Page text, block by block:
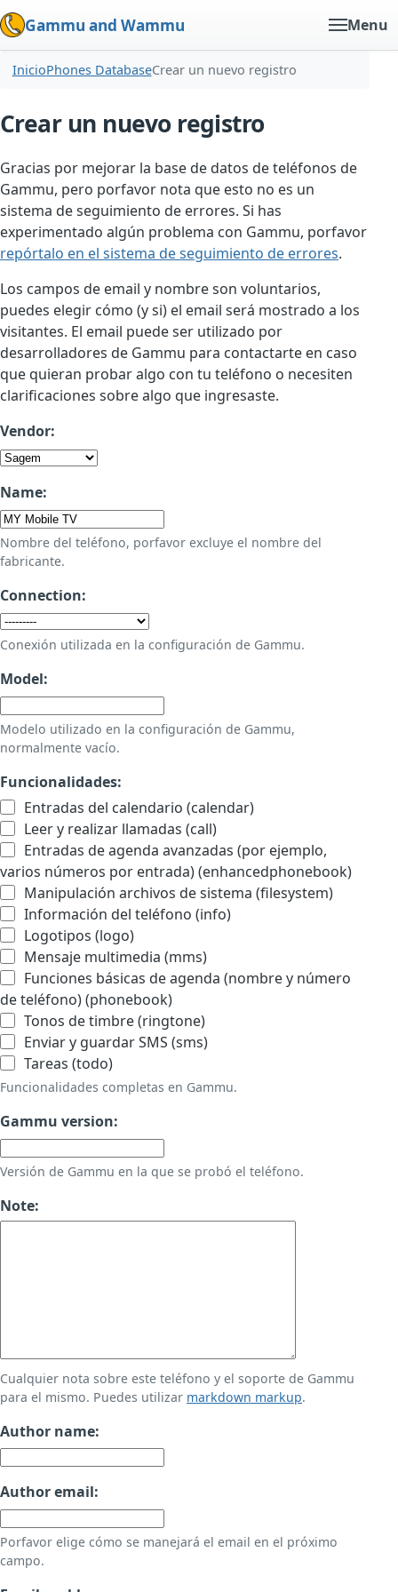
Gammu and Wammu Menu
InicioPhones DatabaseCrear un nuevo registro
Crear un nuevo registro
Gracias por mejorar la base de datos de teléfonos de
Gammu, pero porfavor nota que esto no es un
sistema de seguimiento de errores. Si has
experimentado algún problema con Gammu, porfavor
repórtalo en el sistema de seguimiento de errores.
Los campos de email y nombre son voluntarios,
puedes elegir cómo (y si) el email será mostrado a los
visitantes. El email puede ser utilizado por
desarrolladores de Gammu para contactarte en caso
que quieran probar algo con tu teléfono o necesiten
clarificaciones sobre algo que ingresaste.
Vendor:
Name:
Nombre del teléfono, porfavor excluye el nombre del
fabricante.
Connection:
Conexión utilizada en la configuración de Gammu.
Model:
Modelo utilizado en la configuración de Gammu,
normalmente vacío.
Funcionalidades:
Entradas del calendario (calendar)
Leer y realizar llamadas (call)
Entradas de agenda avanzadas (por ejemplo,
varios números por entrada) (enhancedphonebook)
Manipulación archivos de sistema (filesystem)
Información del teléfono (info)
Logotipos (logo)
Mensaje multimedia (mms)
Funciones básicas de agenda (nombre y número
de teléfono) (phonebook)
Tonos de timbre (ringtone)
Enviar y guardar SMS (sms)
Tareas (todo)
Funcionalidades completas en Gammu.
Gammu version:
Versión de Gammu en la que se probó el teléfono.
Note:
Cualquier nota sobre este teléfono y el soporte de Gammu
para el mismo. Puedes utilizar markdown markup.
Author name:
Author email:
Porfavor elige cómo se manejará el email en el próximo
campo.